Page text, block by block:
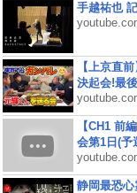
手越祐也
【上京直
決起会!最
【CH1 前
会第1日(予
静岡最恐